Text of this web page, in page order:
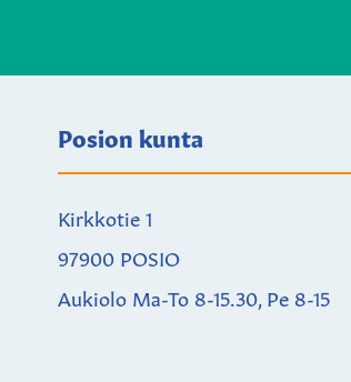
Posion kunta
Kirkkotie 1
97900 POSIO
Aukiolo Ma-To 8-15.30, Pe 8-15